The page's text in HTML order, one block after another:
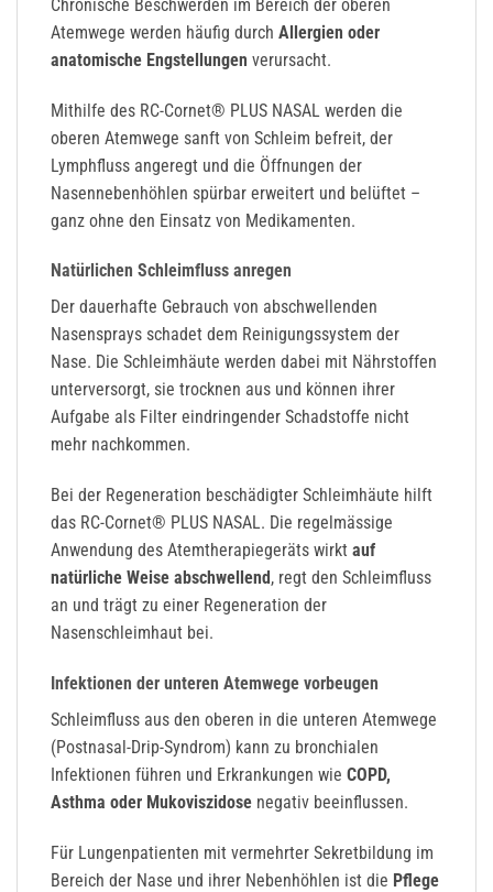
Chronische Beschwerden im Bereich der oberen
Atemwege werden häufig durch Allergien oder
anatomische Engstellungen verursacht.
Mithilfe des RC-Cornet® PLUS NASAL werden die
oberen Atemwege sanft von Schleim befreit, der
Lymphfluss angeregt und die Öffnungen der
Nasennebenhöhlen spürbar erweitert und belüftet –
ganz ohne den Einsatz von Medikamenten.
Natürlichen Schleimfluss anregen
Der dauerhafte Gebrauch von abschwellenden
Nasensprays schadet dem Reinigungssystem der
Nase. Die Schleimhäute werden dabei mit Nährstoffen
unterversorgt, sie trocknen aus und können ihrer
Aufgabe als Filter eindringender Schadstoffe nicht
mehr nachkommen.
Bei der Regeneration beschädigter Schleimhäute hilft
das RC-Cornet® PLUS NASAL. Die regelmässige
Anwendung des Atemtherapiegeräts wirkt auf
natürliche Weise abschwellend , regt den Schleimfluss
an und trägt zu einer Regeneration der
Nasenschleimhaut bei.
Infektionen der unteren Atemwege vorbeugen
Schleimfluss aus den oberen in die unteren Atemwege
(Postnasal-Drip-Syndrom) kann zu bronchialen
Infektionen führen und Erkrankungen wie COPD,
Asthma oder Mukoviszidose negativ beeinflussen.
Für Lungenpatienten mit vermehrter Sekretbildung im
Bereich der Nase und ihrer Nebenhöhlen ist die Pflege